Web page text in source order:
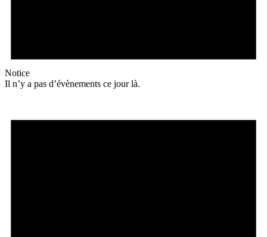
Notice
Il n’y a pas d’évènements ce jour là.